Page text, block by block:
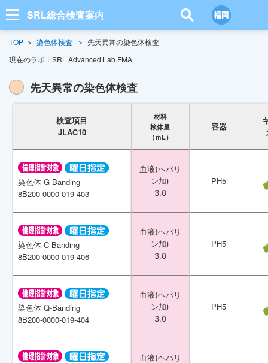
SRL総合検査案内
TOP 染色体検査
先天異常の染色体検査
現在のラボ： SRL Advanced Lab.FMA
先天異常の染色体検査
検査項目
JLAC10
材料
検体量
（ｍL）
容器
染色体 G-Banding
8B200-0000-019-403
血液(ヘパリ
ン加)
3.0
PH5
染色体 C-Banding
8B200-0000-019-406
血液(ヘパリ
ン加)
3.0
PH5
染色体 Q-Banding
8B200-0000-019-404
血液(ヘパリ
ン加)
3.0
PH5
血液(ヘパリ
検査項目
JLAC10
材料
検体量
（ｍL）
容器
染色体 G-Banding
8B200-0000-019-403
血液(ヘパリ
ン加)
3.0
PH5
染色体 C-Banding
8B200-0000-019-406
血液(ヘパリ
ン加)
3.0
PH5
染色体 Q-Banding
8B200-0000-019-404
血液(ヘパリ
ン加)
3.0
PH5
血液(ヘパリ